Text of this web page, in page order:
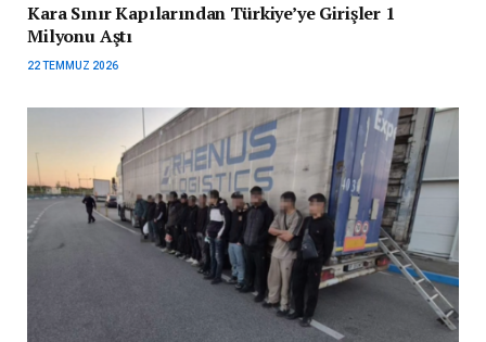
Kara Sınır Kapılarından Türkiye’ye Girişler 1
Milyonu Aştı
22 TEMMUZ 2026